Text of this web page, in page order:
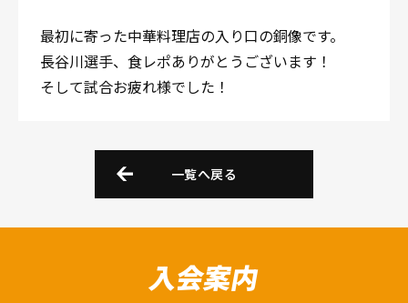
最初に寄った中華料理店の入り口の銅像です。
長谷川選手、食レポありがとうございます！
そして試合お疲れ様でした！
一覧へ戻る
入会案内